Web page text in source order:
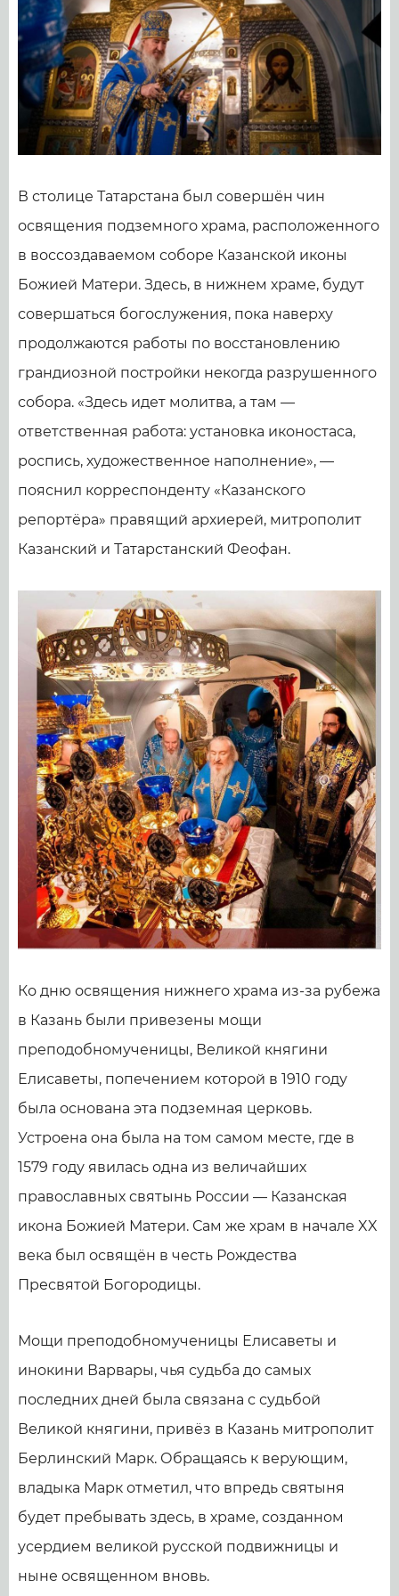
В столице Татарстана был совершён чин
освящения подземного храма, расположенного
в воссоздаваемом соборе Казанской иконы
Божией Матери. Здесь, в нижнем храме, будут
совершаться богослужения, пока наверху
продолжаются работы по восстановлению
грандиозной постройки некогда разрушенного
собора. «Здесь идет молитва, а там —
ответственная работа: установка иконостаса,
роспись, художественное наполнение», —
пояснил корреспонденту «Казанского
репортёра» правящий архиерей, митрополит
Казанский и Татарстанский Феофан.
Ко дню освящения нижнего храма из-за рубежа
в Казань были привезены мощи
преподобномученицы, Великой княгини
Елисаветы, попечением которой в 1910 году
была основана эта подземная церковь.
Устроена она была на том самом месте, где в
1579 году явилась одна из величайших
православных святынь России — Казанская
икона Божией Матери. Сам же храм в начале XX
века был освящён в честь Рождества
Пресвятой Богородицы.
Мощи преподобномученицы Елисаветы и
инокини Варвары, чья судьба до самых
последних дней была связана с судьбой
Великой княгини, привёз в Казань митрополит
Берлинский Марк. Обращаясь к верующим,
владыка Марк отметил, что впредь святыня
будет пребывать здесь, в храме, созданном
усердием великой русской подвижницы и
ныне освященном вновь.